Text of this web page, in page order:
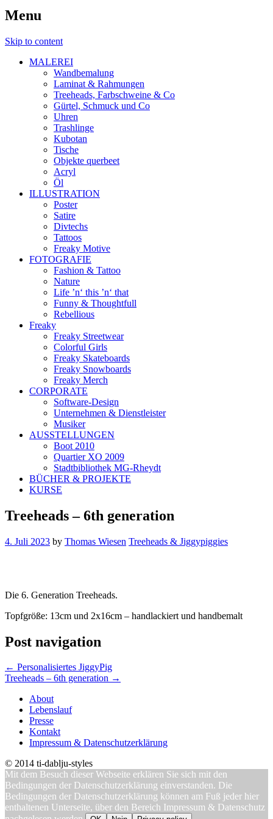
Menu
Skip to content
MALEREI
Wandbemalung
Laminat & Rahmungen
Treeheads, Farbschweine & Co
Gürtel, Schmuck und Co
Uhren
Trashlinge
Kubotan
Tische
Objekte querbeet
Acryl
Öl
ILLUSTRATION
Poster
Satire
Divtechs
Tattoos
Freaky Motive
FOTOGRAFIE
Fashion & Tattoo
Nature
Life ’n‘ this ’n‘ that
Funny & Thoughtfull
Rebellious
Freaky
Freaky Streetwear
Colorful Girls
Freaky Skateboards
Freaky Snowboards
Freaky Merch
CORPORATE
Software-Design
Unternehmen & Dienstleister
Musiker
AUSSTELLUNGEN
Boot 2010
Quartier XO 2009
Stadtbibliothek MG-Rheydt
BÜCHER & PROJEKTE
KURSE
Treeheads – 6th generation
4. Juli 2023 by Thomas Wiesen Treeheads & Jiggypiggies
Die 6. Generation Treeheads.
Topfgröße: 13cm und 2x16cm – handlackiert und handbemalt
Post navigation
← Personalisiertes JiggyPig
Treeheads – 6th generation →
About
Lebenslauf
Presse
Kontakt
Impressum & Datenschutzerklärung
© 2014 ti-dablju-styles
Mit dem Besuch dieser Webseite erklären Sie sich mit den
Bedingungen der Datenschutzerklärung einverstanden. Die
Bedingungen der Datenschutzerklärung können am Fuß jeder hier
enthaltenen Unterseite, über den Bereich Impressum & Datenschutz